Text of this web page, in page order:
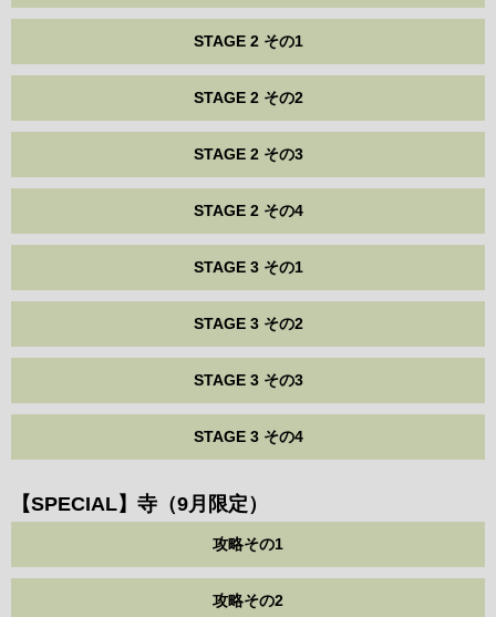
STAGE 2 その1
STAGE 2 その2
STAGE 2 その3
STAGE 2 その4
STAGE 3 その1
STAGE 3 その2
STAGE 3 その3
STAGE 3 その4
【SPECIAL】寺（9月限定）
攻略その1
攻略その2